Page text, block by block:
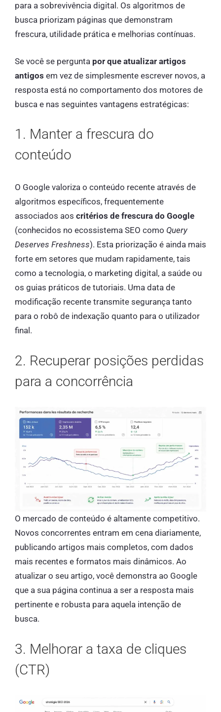
para a sobrevivência digital. Os algoritmos de
busca priorizam páginas que demonstram
frescura, utilidade prática e melhorias contínuas.
Se você se pergunta por que atualizar artigos
antigos em vez de simplesmente escrever novos, a
resposta está no comportamento dos motores de
busca e nas seguintes vantagens estratégicas:
1. Manter a frescura do
conteúdo
O Google valoriza o conteúdo recente através de
algoritmos específicos, frequentemente
associados aos critérios de frescura do Google
(conhecidos no ecossistema SEO como Query
Deserves Freshness). Esta priorização é ainda mais
forte em setores que mudam rapidamente, tais
como a tecnologia, o marketing digital, a saúde ou
os guias práticos de tutoriais. Uma data de
modificação recente transmite segurança tanto
para o robô de indexação quanto para o utilizador
final.
2. Recuperar posições perdidas
para a concorrência
O mercado de conteúdo é altamente competitivo.
Novos concorrentes entram em cena diariamente,
publicando artigos mais completos, com dados
mais recentes e formatos mais dinâmicos. Ao
atualizar o seu artigo, você demonstra ao Google
que a sua página continua a ser a resposta mais
pertinente e robusta para aquela intenção de
busca.
3. Melhorar a taxa de cliques
(CTR)